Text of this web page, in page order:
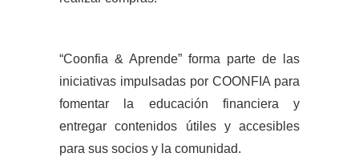
“Coonfia & Aprende” forma parte de las
iniciativas impulsadas por COONFIA para
fomentar la educación financiera y
entregar contenidos útiles y accesibles
para sus socios y la comunidad.